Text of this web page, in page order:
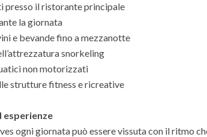
presso il ristorante principale
la giornata
e bevande fino a mezzanotte
snorkeling
non motorizzati
strutture fitness e ricreative
ogni giornata può essere vissuta con il ritmo